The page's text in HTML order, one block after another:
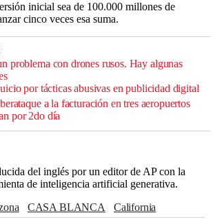
inicial sea de 100.000 millones de
cinco veces esa suma.
problema con drones rusos. Hay algunas
por tácticas abusivas en publicidad digital
a la facturación en tres aeropuertos
por 2do día
del inglés por un editor de AP con la
de inteligencia artificial generativa.
CASA BLANCA
California